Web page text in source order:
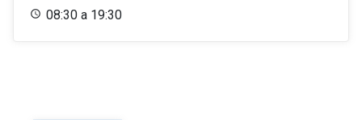
08:30 a 19:30